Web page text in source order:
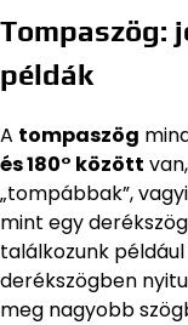
Tompaszög:
példák
A tompaszög
és 180° között
„tompábbak”,
mint egy
találkozunk
derékszögben
meg nagyobb